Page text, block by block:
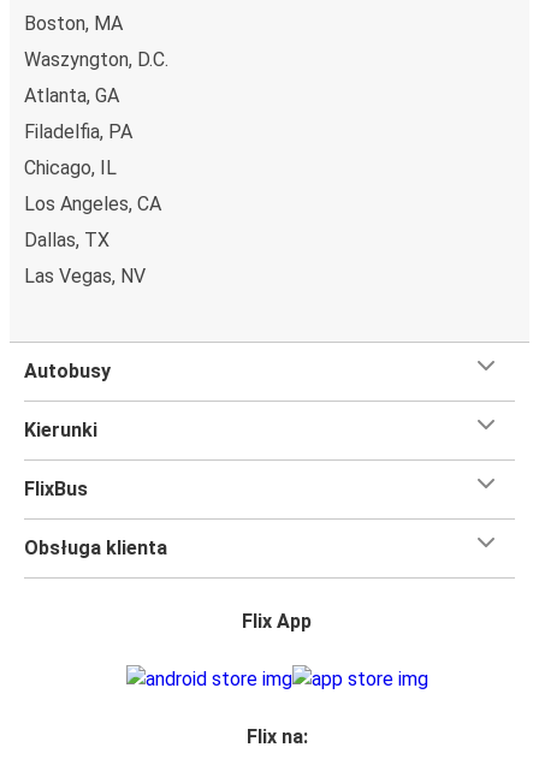
Boston, MA
Waszyngton, D.C.
Atlanta, GA
Filadelfia, PA
Chicago, IL
Los Angeles, CA
Dallas, TX
Las Vegas, NV
Autobusy
Kierunki
FlixBus
Obsługa klienta
Flix App
Flix na: